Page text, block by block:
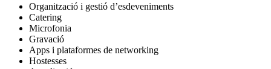
Organització i gestió d’esdeveniments
Catering
Microfonia
Gravació
Apps i plataformes de networking
Hostesses